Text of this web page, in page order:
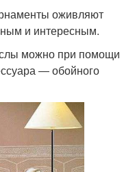
оживляют
и интересным.
можно при помощи
― обойного